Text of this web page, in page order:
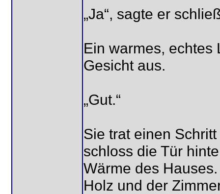
„Ja“, sagte er
Ein warmes, echtes
Gesicht aus.
„Gut.“
Sie trat einen
schloss die Tür
Wärme des
Holz und der